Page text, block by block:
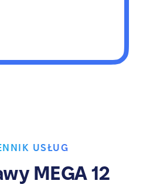
USŁUG
MEGA 12